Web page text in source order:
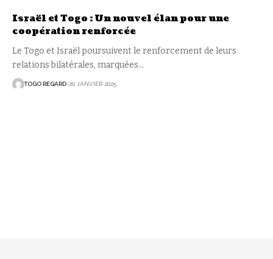
Israël et Togo : Un nouvel élan pour une
coopération renforcée
Le Togo et Israël poursuivent le renforcement de leurs
relations bilatérales, marquées…
TOGO REGARD 20 JANVIER 2025